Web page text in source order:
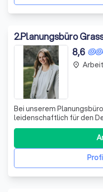
2.Planungsbüro
8,6
Bei unserem
leidenschaftlich für den
Überzeugung, dass es
vergangener
zukünftige Generationen
Verständnis für historische
place